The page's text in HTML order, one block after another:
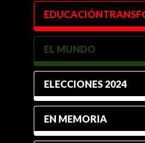
EL MUNDO
ELECCIONES 2024
EN MEMORIA